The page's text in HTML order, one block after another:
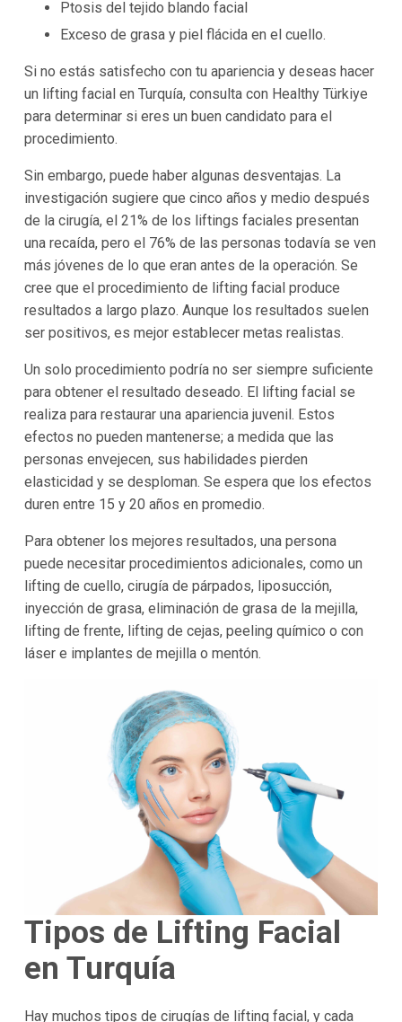
Ptosis del tejido blando facial
Exceso de grasa y piel flácida en el cuello.
Si no estás satisfecho con tu apariencia y deseas hacer
un lifting facial en Turquía, consulta con Healthy Türkiye
para determinar si eres un buen candidato para el
procedimiento.
Sin embargo, puede haber algunas desventajas. La
investigación sugiere que cinco años y medio después
de la cirugía, el 21% de los liftings faciales presentan
una recaída, pero el 76% de las personas todavía se ven
más jóvenes de lo que eran antes de la operación. Se
cree que el procedimiento de lifting facial produce
resultados a largo plazo. Aunque los resultados suelen
ser positivos, es mejor establecer metas realistas.
Un solo procedimiento podría no ser siempre suficiente
para obtener el resultado deseado. El lifting facial se
realiza para restaurar una apariencia juvenil. Estos
efectos no pueden mantenerse; a medida que las
personas envejecen, sus habilidades pierden
elasticidad y se desploman. Se espera que los efectos
duren entre 15 y 20 años en promedio.
Para obtener los mejores resultados, una persona
puede necesitar procedimientos adicionales, como un
lifting de cuello, cirugía de párpados, liposucción,
inyección de grasa, eliminación de grasa de la mejilla,
lifting de frente, lifting de cejas, peeling químico o con
láser e implantes de mejilla o mentón.
Tipos de Lifting Facial
en Turquía
Hay muchos tipos de cirugías de lifting facial, y cada